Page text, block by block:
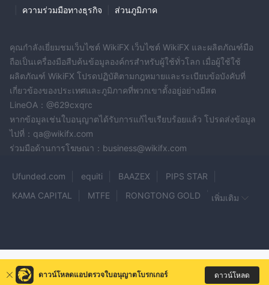
ความร่วมมือทางธุรกิจ ส่วนภูมิภาค
คุณกำลังเยี่ยมชมเว็บไซต์ WikiFX เว็บไซต์ WikiFX และผลิตภัณฑ์มือ
ถือเป็นเครื่องมือสืบค้นข้อมูลองค์กรสำหรับผู้ใช้ทั่วโลก เมื่อผู้ใช้ใช้
ผลิตภัณฑ์ WikiFX โปรดปฏิบัติตามกฎหมายและระเบียบข้อบังคับที่
เกี่ยวข้องของประเทศและภูมิภาคที่พวกเขาตั้งอยู่อย่างมีสต
LineOA：@629cxqrc
หากข้อมูลเช่นใบอนุญาตได้รับการแก้ไขเรียบร้อยแล้ว โปรดส่งข้อมูล
ไปที่：qa@wikifx.com
ร่วมมือด้านการโฆษณา：business@wikifx.com
Ufunded.com equiti BAAZEX
PIPS STAR
KAMA CAPITAL
MTFE
RONGTONG GOLD
ICE FX
GoldStone Cloud Peak Ultima BTFX
เพิ่มเติม
ดาวน์โหลดแอปตรวจใบอนุญาตโบรกเกอร์ ดาวน์โหลด